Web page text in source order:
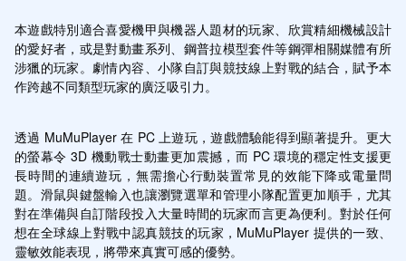
本遊戲特別適合喜愛機甲與機器人題材的玩家、欣賞精細機械設計
的愛好者，或是對動畫系列、鋼普拉模型套件等鋼彈相關媒體有所
涉獵的玩家。劇情內容、小隊自訂與競技線上對戰的結合，賦予本
作跨越不同類型玩家的廣泛吸引力。
透過 MuMuPlayer 在 PC 上遊玩，遊戲體驗能得到顯著提升。更大
的螢幕令 3D 機動戰士動畫更加震撼，而 PC 環境的穩定性支援更
長時間的連續遊玩，無需擔心行動裝置常見的效能下降或電量問
題。滑鼠與鍵盤輸入也讓瀏覽選單和管理小隊配置更加順手，尤其
對在準備與自訂階段投入大量時間的玩家而言更為便利。對於任何
想在全球線上對戰中認真競技的玩家，MuMuPlayer 提供的一致、
靈敏效能表現，將帶來真實可感的優勢。